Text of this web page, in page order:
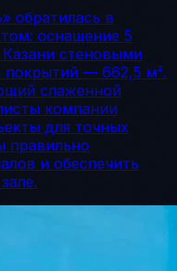
обратилась в
оснащение 5
стеновыми
— 662,5 м².
слаженной
компании
для точных
правильно
и обеспечить